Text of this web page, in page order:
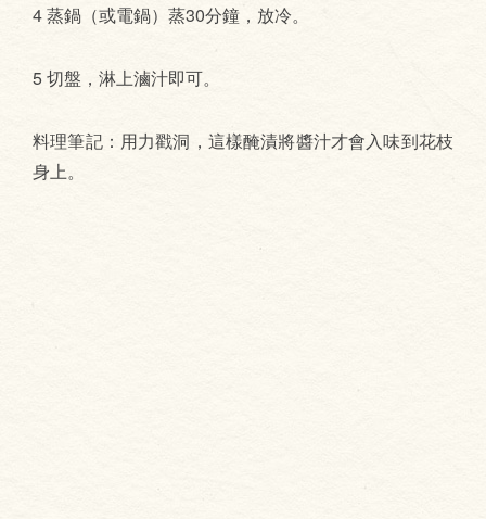
4 蒸鍋（或電鍋）蒸30分鐘，放冷。
5 切盤，淋上滷汁即可。
料理筆記：用力戳洞，這樣醃漬將醬汁才會入味到花枝
身上。